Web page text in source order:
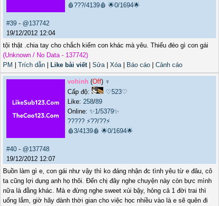
🩸???/4139🩸 🌟0/1694🌟
#39 - @137742
19/12/2012 12:04
tội thật .chia tay cho chắch kiếm con khác mà yêu. Thiếu đéo gì con gái
(Unknown / No Data - 137742)
PM
Trích dẫn Like bài viết| Sửa| Xóa| Báo cáo Cảnh cáo
vohinh (Off) ♀️
Cấp độ:
♡523♡
Like: 258/89
Online: ✨1/5379✨
????? ⚡??/??⚡
🩸3/4139🩸 🌟0/1694🌟
#40 - @137748
19/12/2012 12:07
Buồn làm gì e, con gái như vậy thì ko đáng nhận đc tình yêu từ e đâu, cô
ta cũng lợi dụng anh họ thôi. Đến chị đây nghe chuyện này còn bực mình
nữa là đằng khác. Mà e đừng nghe sweet xúi bậy, hỏng cả 1 đời trai thì
uổng lắm, giờ hãy dành thời gian cho việc học nhiều vào là e sẽ quên đi